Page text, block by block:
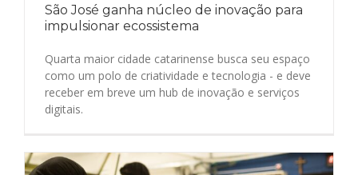
São José ganha núcleo de inovação para
impulsionar ecossistema
Quarta maior cidade catarinense busca seu espaço
como um polo de criatividade e tecnologia - e deve
receber em breve um hub de inovação e serviços
digitais.